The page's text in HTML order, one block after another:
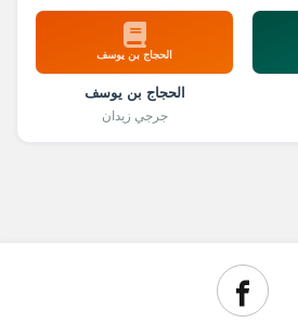
الحجاج بن يوسف
الحجاج بن يوسف
جرجي زيدان